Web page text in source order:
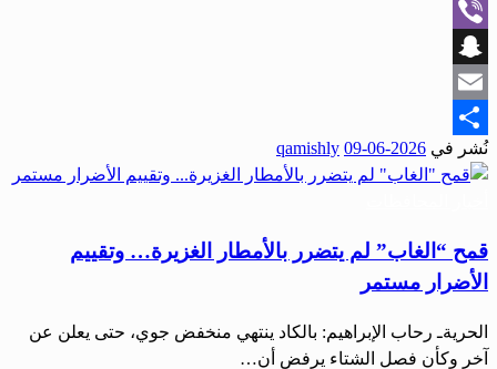
WhatsApp
Viber
Snapchat
Email
Share
نُشر في 2026-06-09
qamishly
قمح “الغاب” لم يتضرر بالأمطار الغزيرة… وتقييم
الأضرار مستمر
الحريةـ رحاب الإبراهيم: بالكاد ينتهي منخفض جوي، حتى يعلن عن
آخر وكأن فصل الشتاء يرفض أن…